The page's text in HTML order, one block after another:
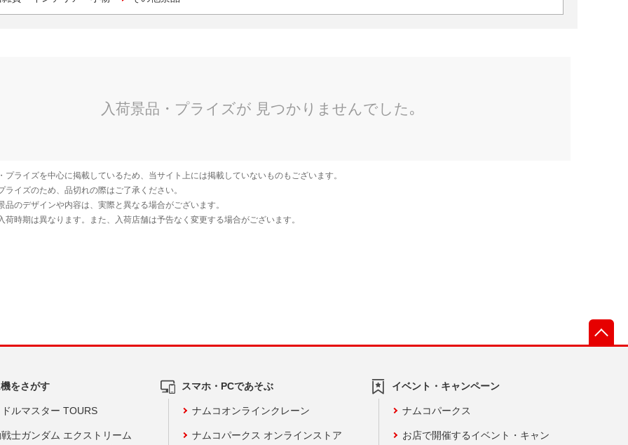
をさがす
ルマスター TOURS
士ガンダム エクストリーム
スマホ・PCであそぶ
ナムコオンラインクレーン
ナムコパークス オンラインストア
イベント・キャンペーン
ナムコパークス
お店で開催するイベント・キャン